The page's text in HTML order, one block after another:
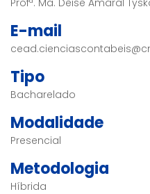
Profª. Ma. Deise Amaral
E-mail
Tipo
Bacharelado
Modalidade
Presencial
Metodologia
Híbrida